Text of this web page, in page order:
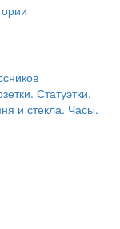
Статуэтки.
и стекла. Часы.